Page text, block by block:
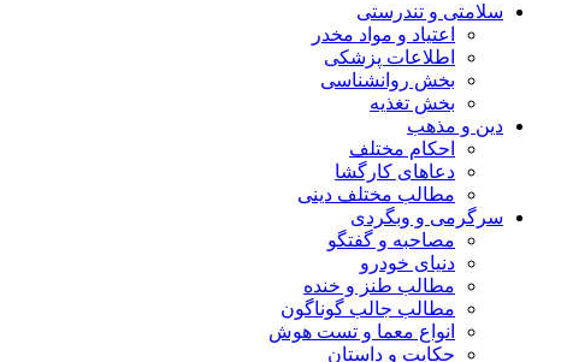
سلامتی و تندرستی
اعتیاد و مواد مخدر
اطلاعات پزشکی
بخش روانشناسی
بخش تغذیه
دین و مذهب
احکام مختلف
دعاهای کارگشا
مطالب مختلف دینی
سرگرمی و وبگردی
مصاحبه و گفتگو
دنیای خودرو
مطالب طنز و خنده
مطالب جالب گوناگون
انواع معما و تست هوش
حکایت و داستان